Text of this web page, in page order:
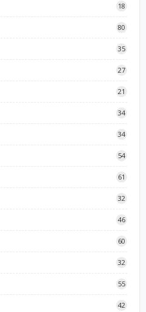
18
80
35
27
21
34
34
54
61
32
46
60
32
55
42